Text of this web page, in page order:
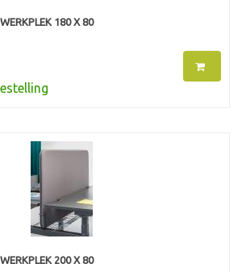
180 X 80
200 X 80